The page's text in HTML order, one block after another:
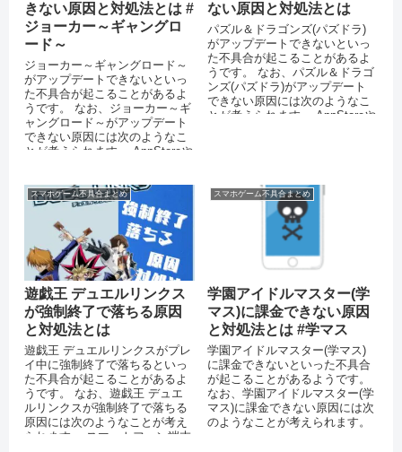
きない原因と対処法とは #
ジョーカー～ギャングロ
ード～
ジョーカー～ギャングロード～
がアップデートできないといっ
た不具合が起こることがあるよ
うです。 なお、ジョーカー～ギ
ャングロード～がアップデート
できない原因には次のようなこ
とが考えられます。 AppStoreや
ない原因と対処法とは
パズル＆ドラゴンズ(パズドラ)
がアップデートできないといっ
た不具合が起こることがあるよ
うです。 なお、パズル＆ドラゴ
ンズ(パズドラ)がアップデート
できない原因には次のようなこ
とが考えられます。 AppStoreや
スマホゲーム不具合まとめ
遊戯王 デュエルリンクス
が強制終了で落ちる原因
と対処法とは
遊戯王 デュエルリンクスがプレ
イ中に強制終了で落ちるといっ
た不具合が起こることがあるよ
うです。 なお、遊戯王 デュエ
ルリンクスが強制終了で落ちる
原因には次のようなことが考え
られます。 スマートフォン端末
スマホゲーム不具合まとめ
学園アイドルマスター(学
マス)に課金できない原因
と対処法とは #学マス
学園アイドルマスター(学マス)
に課金できないといった不具合
が起こることがあるようです。
なお、学園アイドルマスター(学
マス)に課金できない原因には次
のようなことが考えられます。